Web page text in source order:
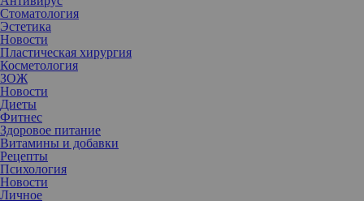
Стоматология
Эстетика
Новости
Пластическая хирургия
Косметология
ЗОЖ
Новости
Диеты
Фитнес
Здоровое питание
Витамины и добавки
Рецепты
Психология
Новости
Личное